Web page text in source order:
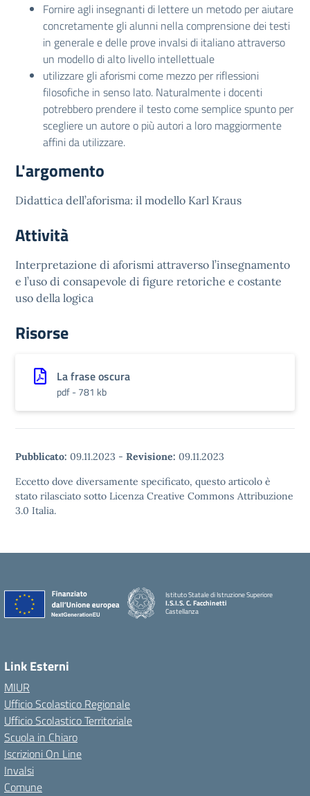
Fornire agli insegnanti di lettere un metodo per aiutare
concretamente gli alunni nella comprensione dei testi
in generale e delle prove invalsi di italiano attraverso
un modello di alto livello intellettuale
utilizzare gli aforismi come mezzo per riflessioni
filosofiche in senso lato. Naturalmente i docenti
potrebbero prendere il testo come semplice spunto per
scegliere un autore o più autori a loro maggiormente
affini da utilizzare.
L'argomento
Didattica dell’aforisma: il modello Karl Kraus
Attività
Interpretazione di aforismi attraverso l’insegnamento
e l’uso di consapevole di figure retoriche e costante
uso della logica
Risorse
La frase oscura
pdf - 781 kb
Pubblicato: 09.11.2023 - Revisione: 09.11.2023
Eccetto dove diversamente specificato, questo articolo è
stato rilasciato sotto Licenza Creative Commons Attribuzione
3.0 Italia.
Istituto Statale di Istruzione Superiore
I.S.I.S. C. Facchinetti
Castellanza
Link Esterni
MIUR
Ufficio Scolastico Regionale
Ufficio Scolastico Territoriale
Scuola in Chiaro
Iscrizioni On Line
Invalsi
Comune